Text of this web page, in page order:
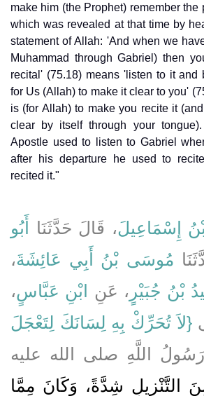
make him (the Prophet) remember the
which was revealed at that time by
statement of Allah: 'And when we
Muhammad through Gabriel) then
recital' (75.18) means 'listen to it
for Us (Allah) to make it clear to you'
is (for Allah) to make you recite it
clear by itself through your tongue).
Apostle used to listen to Gabriel
after his departure he used to
recited it."
إِسْمَاعِيلَ، قَالَ حَدَّثَنَا
أَبُو
مُوسَى بْنُ أَبِي عَائِشَةَ،
بْنُ جُبَيْرٍ ، عَنِ ابْنِ عَبَّاسٍ،
{‏لاَ تُحَرِّكْ بِهِ لِسَانَكَ لِتَعْجَلَ
اللَّهِ صلى الله عليه
التَّنْزِيلِ شِدَّةً، وَكَانَ مِمَّا